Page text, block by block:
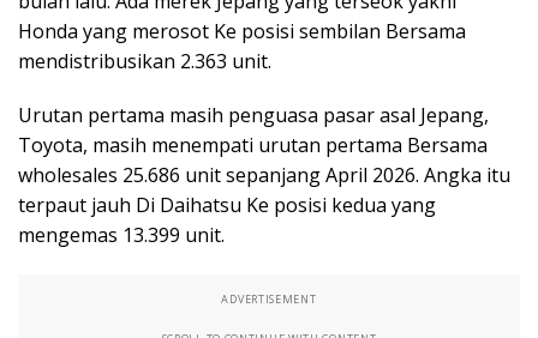
Honda yang merosot Ke posisi sembilan Bersama
mendistribusikan 2.363 unit.
Urutan pertama masih penguasa pasar asal Jepang,
Toyota, masih menempati urutan pertama Bersama
wholesales 25.686 unit sepanjang April 2026. Angka itu
terpaut jauh Di Daihatsu Ke posisi kedua yang
mengemas 13.399 unit.
ADVERTISEMENT